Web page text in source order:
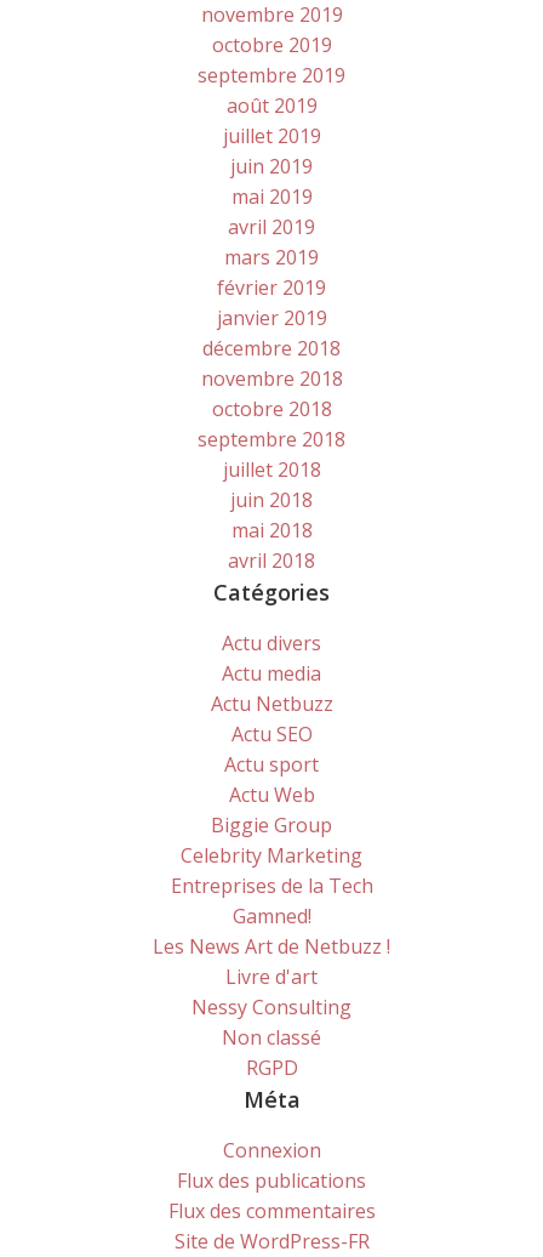
novembre 2019
octobre 2019
septembre 2019
août 2019
juillet 2019
juin 2019
mai 2019
avril 2019
mars 2019
février 2019
janvier 2019
décembre 2018
novembre 2018
octobre 2018
septembre 2018
juillet 2018
juin 2018
mai 2018
avril 2018
Catégories
Actu divers
Actu media
Actu Netbuzz
Actu SEO
Actu sport
Actu Web
Biggie Group
Celebrity Marketing
Entreprises de la Tech
Gamned!
Les News Art de Netbuzz !
Livre d'art
Nessy Consulting
Non classé
RGPD
Méta
Connexion
Flux des publications
Flux des commentaires
Site de WordPress-FR